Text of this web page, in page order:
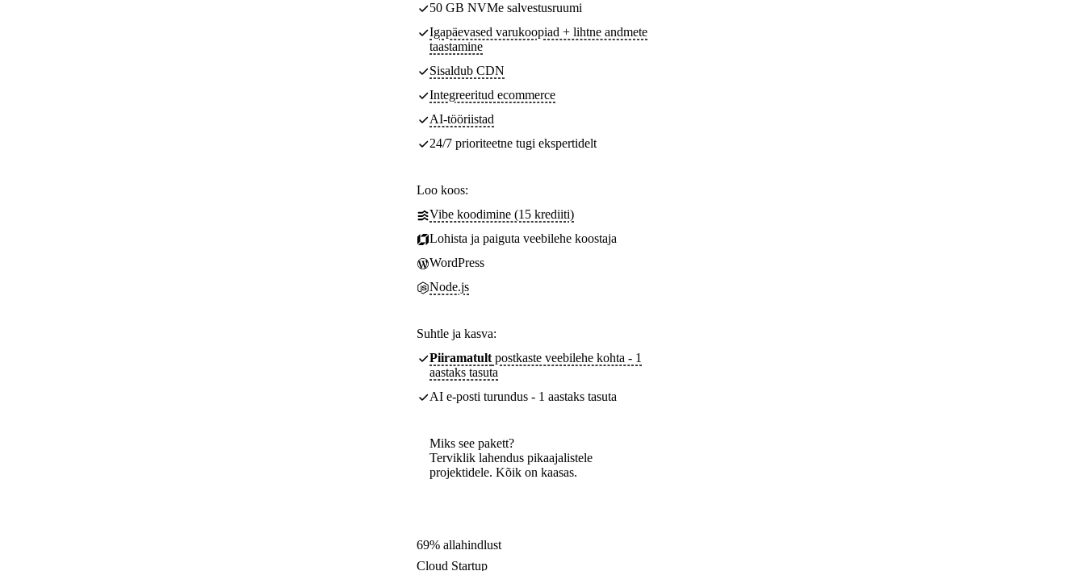
50 GB NVMe salvestusruumi
Igapäevased varukoopiad + lihtne andmete
taastamine
Sisaldub CDN
Integreeritud ecommerce
AI-tööriistad
24/7 prioriteetne tugi ekspertidelt
Loo koos:
Vibe koodimine (15 krediiti)
Lohista ja paiguta veebilehe koostaja
WordPress
Node.js
Suhtle ja kasva:
Piiramatult postkaste veebilehe kohta - 1
aastaks tasuta
AI e-posti turundus - 1 aastaks tasuta
Miks see pakett?
Terviklik lahendus pikaajalistele
projektidele. Kõik on kaasas.
69% allahindlust
Cloud Startup